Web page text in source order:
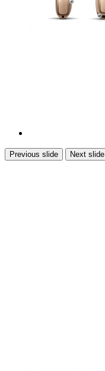
Previous slide Next slide